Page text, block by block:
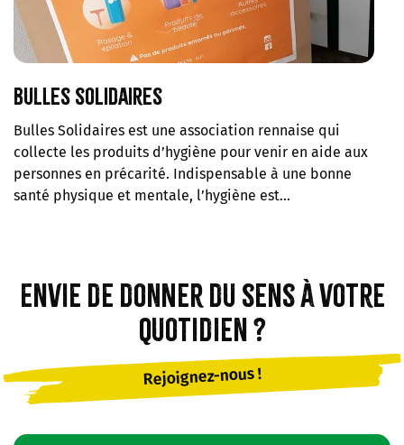
Bulles solidaires
Bulles Solidaires est une association rennaise qui
collecte les produits d’hygiène pour venir en aide aux
personnes en précarité. Indispensable à une bonne
santé physique et mentale, l’hygiène est…
Envie de donner du sens à votre
quotidien ?
Rejoignez-nous !